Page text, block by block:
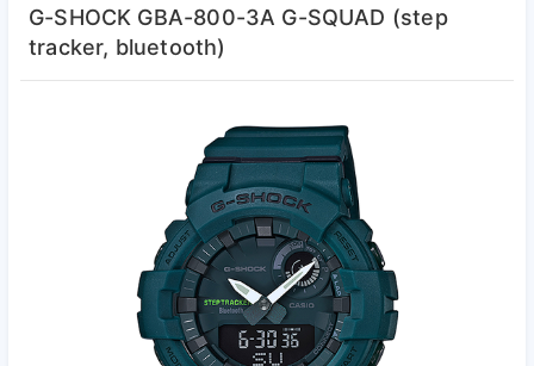
G-SHOCK GBA-800-3A G-SQUAD (step
tracker, bluetooth)